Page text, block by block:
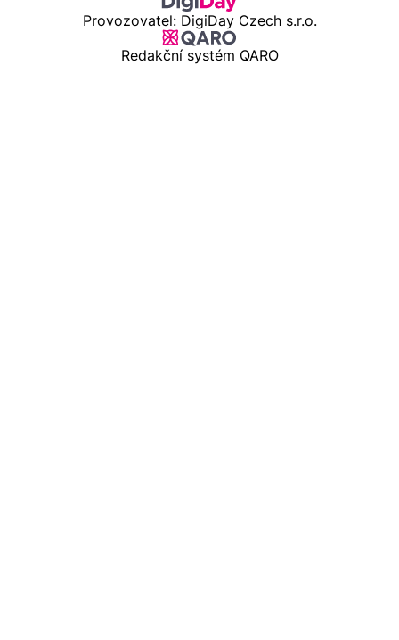
Provozovatel: DigiDay Czech s.r.o.
Redakční systém QARO